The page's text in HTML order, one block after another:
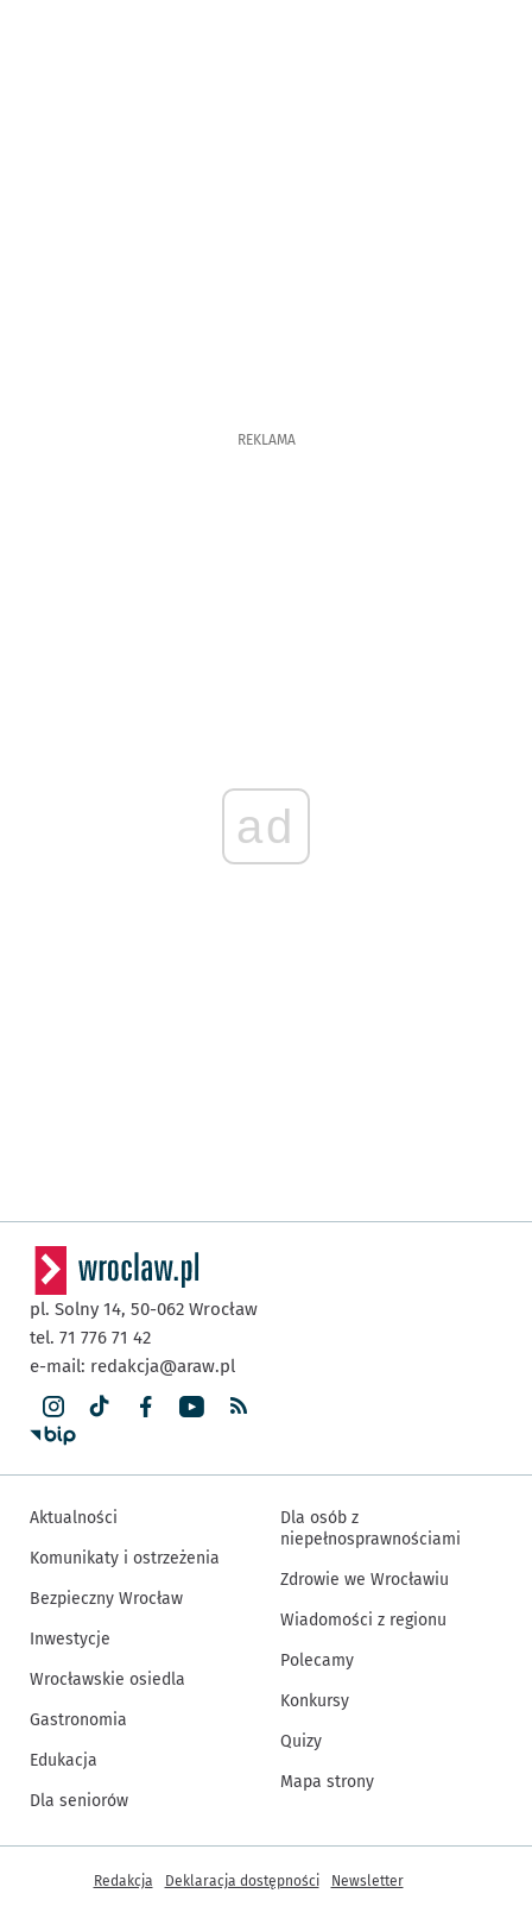
REKLAMA
ad
pl. Solny 14, 50-062 Wrocław
tel. 71 776 71 42
e-mail: redakcja@araw.pl
Aktualności
Komunikaty i ostrzeżenia
Bezpieczny Wrocław
Inwestycje
Wrocławskie osiedla
Gastronomia
Edukacja
Dla seniorów
Dla osób z
niepełnosprawnościami
Zdrowie we Wrocławiu
Wiadomości z regionu
Polecamy
Konkursy
Quizy
Mapa strony
Inne informacje
Redakcja Deklaracja dostępności Newsletter